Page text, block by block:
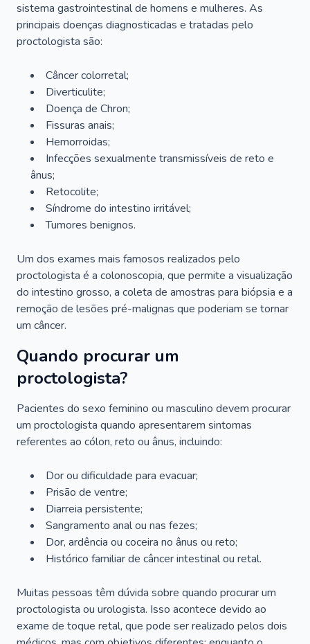
sistema gastrointestinal de homens e mulheres. As
principais doenças diagnosticadas e tratadas pelo
proctologista são:
Câncer colorretal;
Diverticulite;
Doença de Chron;
Fissuras anais;
Hemorroidas;
Infecções sexualmente transmissíveis de reto e
ânus;
Retocolite;
Síndrome do intestino irritável;
Tumores benignos.
Um dos exames mais famosos realizados pelo
proctologista é a colonoscopia, que permite a visualização
do intestino grosso, a coleta de amostras para biópsia e a
remoção de lesões pré-malignas que poderiam se tornar
um câncer.
Quando procurar um
proctologista?
Pacientes do sexo feminino ou masculino devem procurar
um proctologista quando apresentarem sintomas
referentes ao cólon, reto ou ânus, incluindo:
Dor ou dificuldade para evacuar;
Prisão de ventre;
Diarreia persistente;
Sangramento anal ou nas fezes;
Dor, ardência ou coceira no ânus ou reto;
Histórico familiar de câncer intestinal ou retal.
Muitas pessoas têm dúvida sobre quando procurar um
proctologista ou urologista. Isso acontece devido ao
exame de toque retal, que pode ser realizado pelos dois